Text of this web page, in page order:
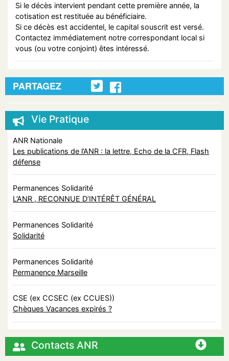
Si le décès intervient pendant cette première année, la
cotisation est restituée au bénéficiaire.
Si ce décès est accidentel, le capital souscrit est versé.
Contactez immédiatement notre correspondant local si
vous (ou votre conjoint) êtes intéressé.
PARTAGEZ
Vie Pratique
ANR Nationale
Les publications de l’ANR : la lettre, Echo de la CFR, Flash
défense
Permanences Solidarité
L’ANR , RECONNUE D’INTÉRÊT GÉNÉRAL
Permanences Solidarité
Solidarité
Permanences Solidarité
Permanence Marseille
CSE (ex CCSEC (ex CCUES))
Chèques Vacances expirés ?
Contacts ANR